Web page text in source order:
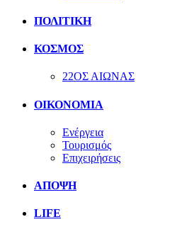
ΠΟΛΙΤΙΚΗ
ΚΟΣΜΟΣ
22ΟΣ ΑΙΩΝΑΣ
ΟΙΚΟΝΟΜΙΑ
Ενέργεια
Τουρισμός
Επιχειρήσεις
ΑΠΟΨΗ
LIFE